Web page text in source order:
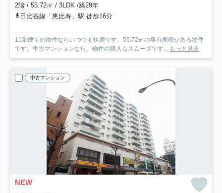
2階 / 55.72㎡ / 3LDK /築29年
日比谷線「恵比寿」駅 徒歩16分
11階建ての物件ならいつでも快適です。55.72㎡の専有面積がある物件
です。中古マンションなら、物件の購入もスムーズです... もっと見る
中古マンション
NEW